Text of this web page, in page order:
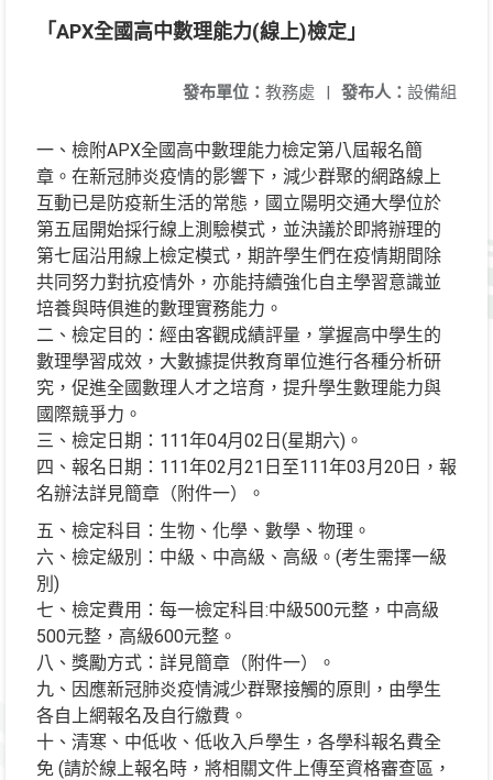
「APX全國高中數理能力(線上)檢定」
發布人： 設備組
發布單位： 教務處 |
一、檢附APX全國高中數理能力檢定第八屆報名簡
章。在新冠肺炎疫情的影響下，減少群聚的網路線上
互動已是防疫新生活的常態，國立陽明交通大學位於
第五屆開始採行線上測驗模式，並決議於即將辦理的
第七屆沿用線上檢定模式，期許學生們在疫情期間除
共同努力對抗疫情外，亦能持續強化自主學習意識並
培養與時俱進的數理實務能力。
二、檢定目的：經由客觀成績評量，掌握高中學生的
數理學習成效，大數據提供教育單位進行各種分析研
究，促進全國數理人才之培育，提升學生數理能力與
國際競爭力。
三、檢定日期：111年04月02日(星期六)。
四、報名日期：111年02月21日至111年03月20日，報
名辦法詳見簡章（附件一）。
五、檢定科目：生物、化學、數學、物理。
六、檢定級別：中級、中高級、高級。(考生需擇一級
別)
七、檢定費用：每一檢定科目:中級500元整，中高級
500元整，高級600元整。
八、獎勵方式：詳見簡章（附件一）。
九、因應新冠肺炎疫情減少群聚接觸的原則，由學生
各自上網報名及自行繳費。
十、清寒、中低收、低收入戶學生，各學科報名費全
免 (請於線上報名時，將相關文件上傳至資格審查區，